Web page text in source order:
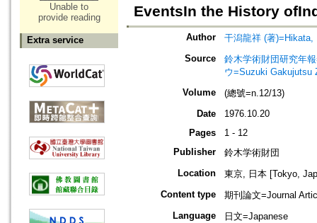
Unable to
provide reading
Extra service
EventsIn the History
Author
干潟龍祥 (著)=Hikata,
Source
鈴木学術財団研究年
ウ=Suzuki Gakujutsu
Volume
(總號=n.12/13)
Date
1976.10.20
Pages
1 - 12
Publisher
鈴木学術財団
Location
東京, 日本 [Tokyo,
Content type
期刊論文=Journal
Language
日文=Japanese